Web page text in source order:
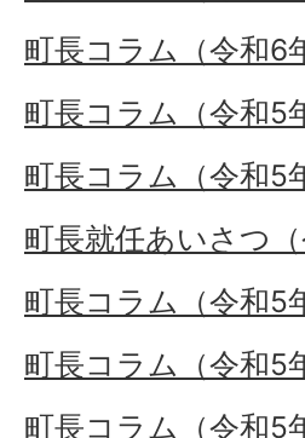
町長コラム（令和6
町長コラム（令和5
町長コラム（令和5
町長就任あいさつ（
町長コラム（令和5
町長コラム（令和5
町長コラム（令和5